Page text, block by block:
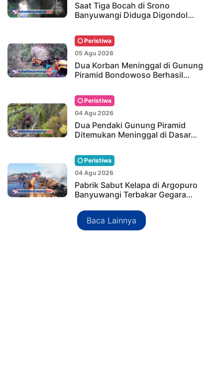
Saat Tiga Bocah di Srono
Banyuwangi Diduga Digondol…
Peristiwa
05 Agu 2026
Dua Korban Meninggal di Gunung
Piramid Bondowoso Berhasil…
Peristiwa
04 Agu 2026
Dua Pendaki Gunung Piramid
Ditemukan Meninggal di Dasar…
Peristiwa
04 Agu 2026
Pabrik Sabut Kelapa di Argopuro
Banyuwangi Terbakar Gegara…
Baca Lainnya